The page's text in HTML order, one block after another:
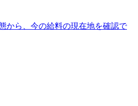
から、今の給料の現在地を確認で